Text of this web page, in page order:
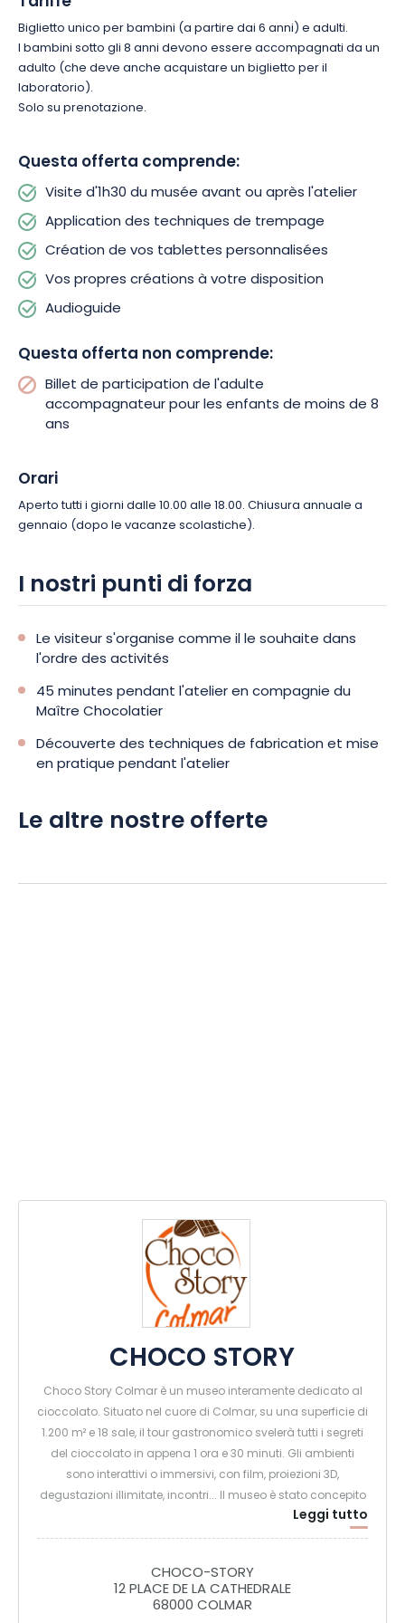
Biglietto unico per bambini (a partire dai 6 anni) e adulti.
I bambini sotto gli 8 anni devono essere accompagnati da un
adulto (che deve anche acquistare un biglietto per il
laboratorio).
Solo su prenotazione.
Questa offerta comprende:
Visite d'1h30 du musée avant ou après l'atelier
Application des techniques de trempage
Création de vos tablettes personnalisées
Vos propres créations à votre disposition
Audioguide
Questa offerta non comprende:
Billet de participation de l'adulte
accompagnateur pour les enfants de moins de 8
ans
Orari
Aperto tutti i giorni dalle 10.00 alle 18.00. Chiusura annuale a
gennaio (dopo le vacanze scolastiche).
I nostri punti di forza
Le visiteur s'organise comme il le souhaite dans
l'ordre des activités
45 minutes pendant l'atelier en compagnie du
Maître Chocolatier
Découverte des techniques de fabrication et mise
en pratique pendant l'atelier
Le altre nostre offerte
CHOCO STORY
Choco Story Colmar è un museo interamente dedicato al
cioccolato. Situato nel cuore di Colmar, su una superficie di
1.200 m² e 18 sale, il tour gastronomico svelerà tutti i segreti
del cioccolato in appena 1 ora e 30 minuti. Gli ambienti
sono interattivi o immersivi, con film, proiezioni 3D,
degustazioni illimitate, incontri... Il museo è stato concepito
anche come luogo di apprendimento e di gioco, offrendo
laboratori permanenti o stagionali in cui grandi e piccini
creazioni. Il negozio alla fine della visita offre un'ampia
scelta di cioccolatini di diverse origini, per continuare il
Leggi tutto
CHOCO-STORY
12 PLACE DE LA CATHEDRALE
68000 COLMAR